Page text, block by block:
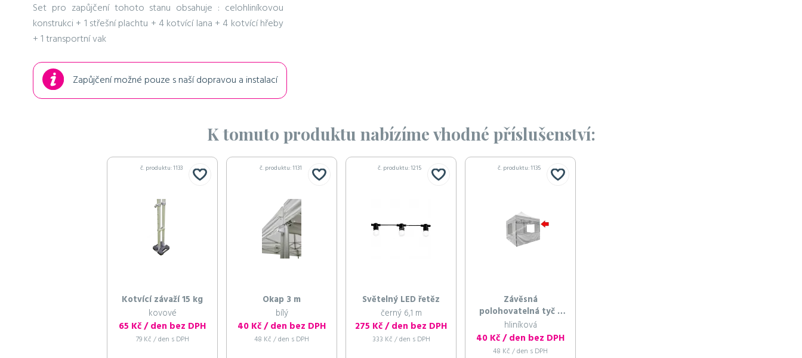
Set pro zapůjčení tohoto stanu obsahuje : celohliníkovou
konstrukci + 1 střešní plachtu + 4 kotvící lana + 4 kotvící hřeby
+ 1 transportní vak
Zapůjčení možné pouze s naší dopravou a instalací
K tomuto produktu nabízíme vhodné příslušenství:
č. produktu: 1133
Kotvící závaží 15 kg
kovové
65 Kč / den bez DPH
79 Kč / den s DPH
č. produktu: 1131
Okap 3 m
bílý
40 Kč / den bez DPH
48 Kč / den s DPH
č. produktu: 1215
Světelný LED řetěz
černý 6,1 m
275 Kč / den bez DPH
333 Kč / den s DPH
č. produktu: 1135
Závěsná
polohovatelná tyč 3
m
hliníková
40 Kč / den bez DPH
48 Kč / den s DPH